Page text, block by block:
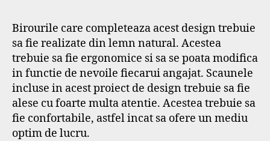
Birourile care completeaza acest design trebuie
sa fie realizate din lemn natural. Acestea
trebuie sa fie ergonomice si sa se poata modifica
in functie de nevoile fiecarui angajat. Scaunele
incluse in acest proiect de design trebuie sa fie
alese cu foarte multa atentie. Acestea trebuie sa
fie confortabile, astfel incat sa ofere un mediu
optim de lucru.